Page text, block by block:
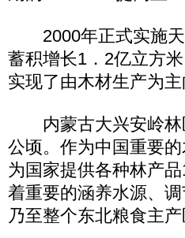
2000年正式实施天
蓄积增长1．2亿立方
实现了由木材生产为
内蒙古大兴安岭林
公顷。作为中国重要
为国家提供各种林产
着重要的涵养水源、
乃至整个东北粮食主